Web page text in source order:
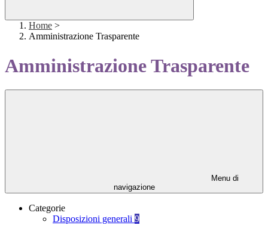
Home >
Amministrazione Trasparente
Amministrazione Trasparente
Menu di
navigazione
Categorie
Disposizioni generali 9